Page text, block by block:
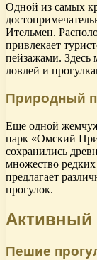
Одной из самых
Ительмен.
привлекает
пейзажами. Здесь
ловлей и
Природный
Еще одной
парк «Омский
сохранились
множество
предлагает
прогулок.
Активный
Пешие